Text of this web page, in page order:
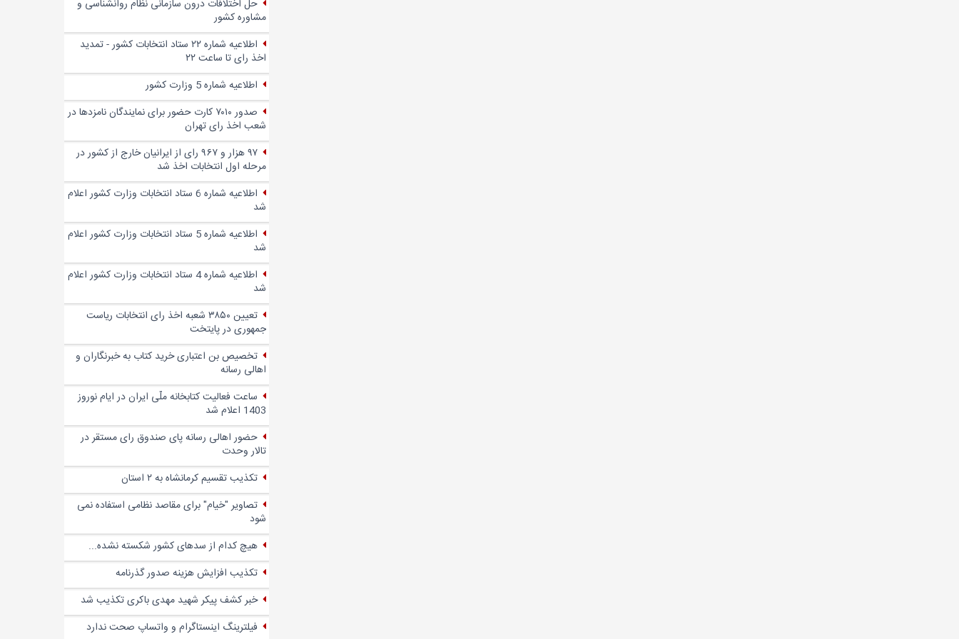
حل اختلافات درون سازمانی نظام روانشناسی و
مشاوره کشور
اطلاعیه شماره ۲۲ ستاد انتخابات کشور - تمدید
اخذ رای تا ساعت ۲۲
اطلاعیه شماره 5 وزارت کشور
صدور ۷۰۱۰ کارت حضور برای نمایندگان نامزدها در
شعب اخذ رای تهران
۹۷ هزار و ۹۶۷ رای از ایرانیان خارج از کشور در
مرحله اول انتخابات اخذ شد
اطلاعیه شماره 6 ستاد انتخابات وزارت کشور اعلام
شد
اطلاعیه شماره 5 ستاد انتخابات وزارت کشور اعلام
شد
اطلاعیه شماره 4 ستاد انتخابات وزارت کشور اعلام
شد
تعیین ۳۸۵۰ شعبه اخذ رای انتخابات ریاست
جمهوری در پایتخت
تخصیص بن اعتباری خرید کتاب به خبرنگاران و
اهالی رسانه
ساعت فعالیت کتابخانه ملّی ایران در ایام نوروز
1403 اعلام شد
حضور اهالی رسانه پای صندوق‌ رای مستقر در
تالار وحدت
تکذیب تقسیم کرمانشاه به ۲ استان
تصاویر "خیام" برای مقاصد نظامی استفاده نمی
شود
هیچ کدام از سدهای کشور شکسته نشده...
تکذیب افزایش هزینه صدور گذرنامه
خبر کشف پیکر شهید مهدی باکری تکذیب شد
فیلترینگ اینستاگرام و واتساپ صحت ندارد